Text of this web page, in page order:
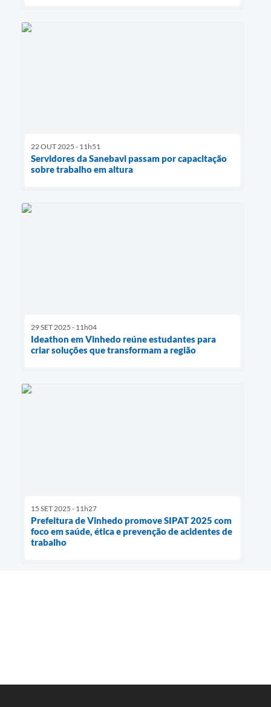
22 OUT 2025 - 11h51
Servidores da Sanebavi passam por capacitação
sobre trabalho em altura
29 SET 2025 - 11h04
Ideathon em Vinhedo reúne estudantes para
criar soluções que transformam a região
15 SET 2025 - 11h27
Prefeitura de Vinhedo promove SIPAT 2025 com
foco em saúde, ética e prevenção de acidentes de
trabalho